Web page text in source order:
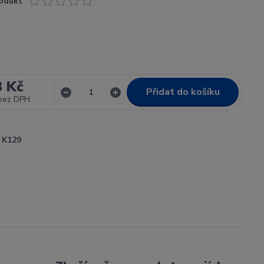
Kč
DPH
Přidat do košíku
K129